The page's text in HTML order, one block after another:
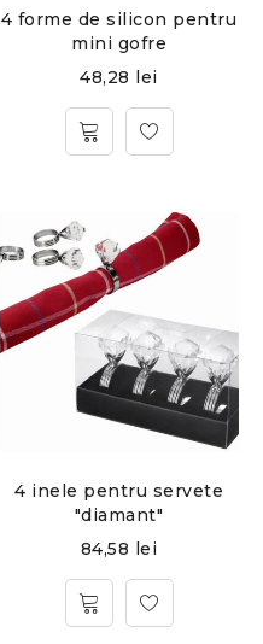
4 forme de silicon pentru
mini gofre
48,28 lei
4 inele pentru servete
"diamant"
84,58 lei